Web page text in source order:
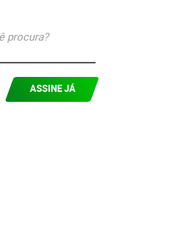
ASSINE JÁ